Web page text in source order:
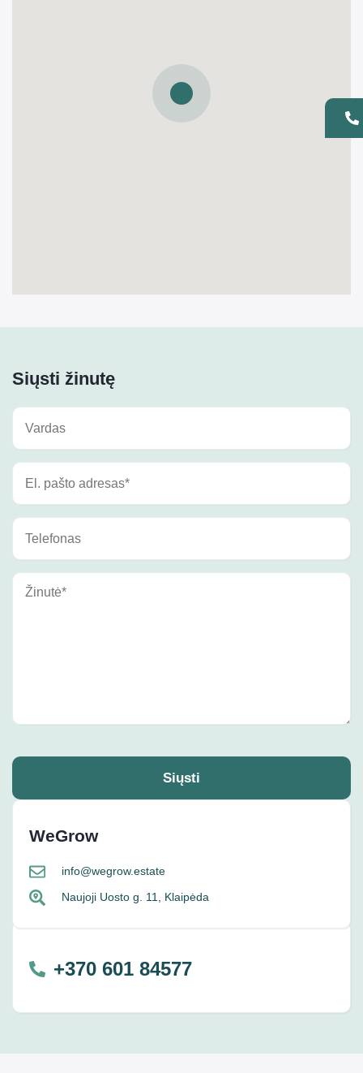
Siųsti žinutę
Siųsti
WeGrow
info@wegrow.estate
Naujoji Uosto g. 11, Klaipėda
+370 601 84577